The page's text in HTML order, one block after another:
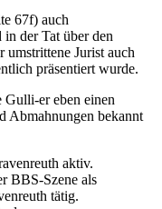
67f) auch
der Tat über den
umstrittene Jurist auch
präsentiert wurde.
Gulli-er eben einen
Abmahnungen bekannt
aktiv.
BBS-Szene als
tätig.